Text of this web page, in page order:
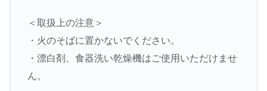
＜取扱上の注意＞
・火のそばに置かないでください。
・漂白剤、食器洗い乾燥機はご使用いただけませ
ん。